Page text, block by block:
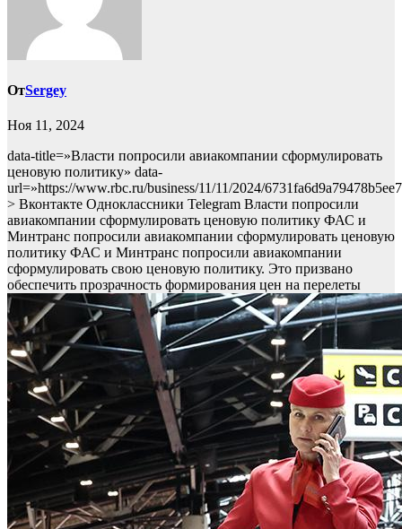
ОтSergey
Ноя 11, 2024
data-title=»Власти попросили авиакомпании сформулировать
ценовую политику» data-
url=»https://www.rbc.ru/business/11/11/2024/
> Вконтакте Одноклассники Telegram Власти попросили
авиакомпании сформулировать ценовую политику ФАС и
Минтранс попросили авиакомпании сформулировать ценовую
политику ФАС и Минтранс попросили авиакомпании
сформулировать свою ценовую политику. Это призвано
обеспечить прозрачность формирования цен на перелеты